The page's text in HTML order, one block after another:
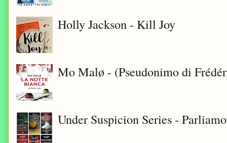
Holly Jackson - Kill Joy
Mo Malø - (Pseudonimo di
Under Suspicion Series -